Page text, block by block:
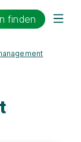
finden